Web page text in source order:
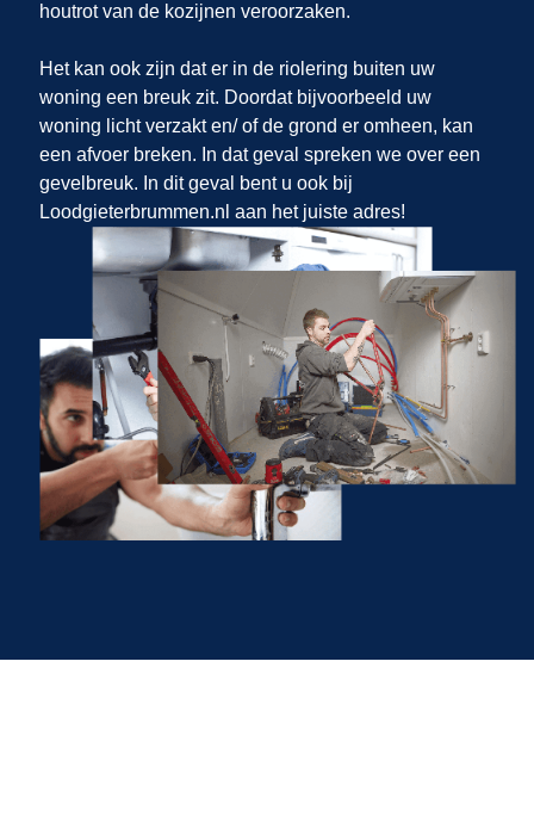
houtrot van de kozijnen veroorzaken.
Het kan ook zijn dat er in de riolering buiten uw
woning een breuk zit. Doordat bijvoorbeeld uw
woning licht verzakt en/ of de grond er omheen, kan
een afvoer breken. In dat geval spreken we over een
gevelbreuk. In dit geval bent u ook bij
Loodgieterbrummen.nl aan het juiste adres!